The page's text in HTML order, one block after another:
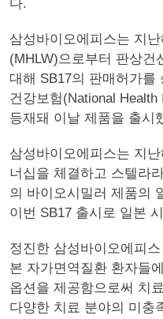
다.
삼성바이오에피스는 지
(MHLW)으로부터 판상건
대해 SB17의 판매허가를
건강보험(National
등재돼 이날 제품을 출시
삼성바이오에피스는 지
너십을 체결하고 스텔라
의 바이오시밀러 제품의
이번 SB17 출시로 일본
정진한 삼성바이오에피
본 자가면역질환 환자들
옵션을 제공함으로써 치
다양한 치료 분야의 미충